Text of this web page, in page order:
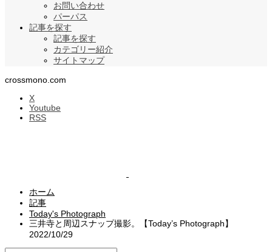
お問い合わせ
パーパス
記事を探す
記事を探す
カテゴリー紹介
サイトマップ
crossmono.com
X
Youtube
RSS
ホーム
記事
Today's Photograph
三井寺と周辺スナップ撮影。【Today’s Photograph】
2022/10/29